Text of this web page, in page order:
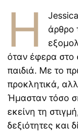
Η
άρθρο
όταν έφερα στο
παιδιά. Με το
προκλητικά,
Ήμασταν τόσο
εκείνη τη
δεξιότητες και